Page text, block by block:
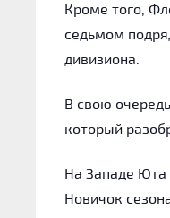
Кроме того,
седьмом
дивизиона.
В свою
который
На Западе Юта
Новичок